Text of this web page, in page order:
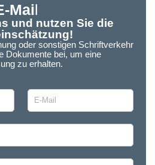
Mail
und nutzen Sie die
oder sonstigen Schriftverkehr
Dokumente bei, um eine
zu erhalten.